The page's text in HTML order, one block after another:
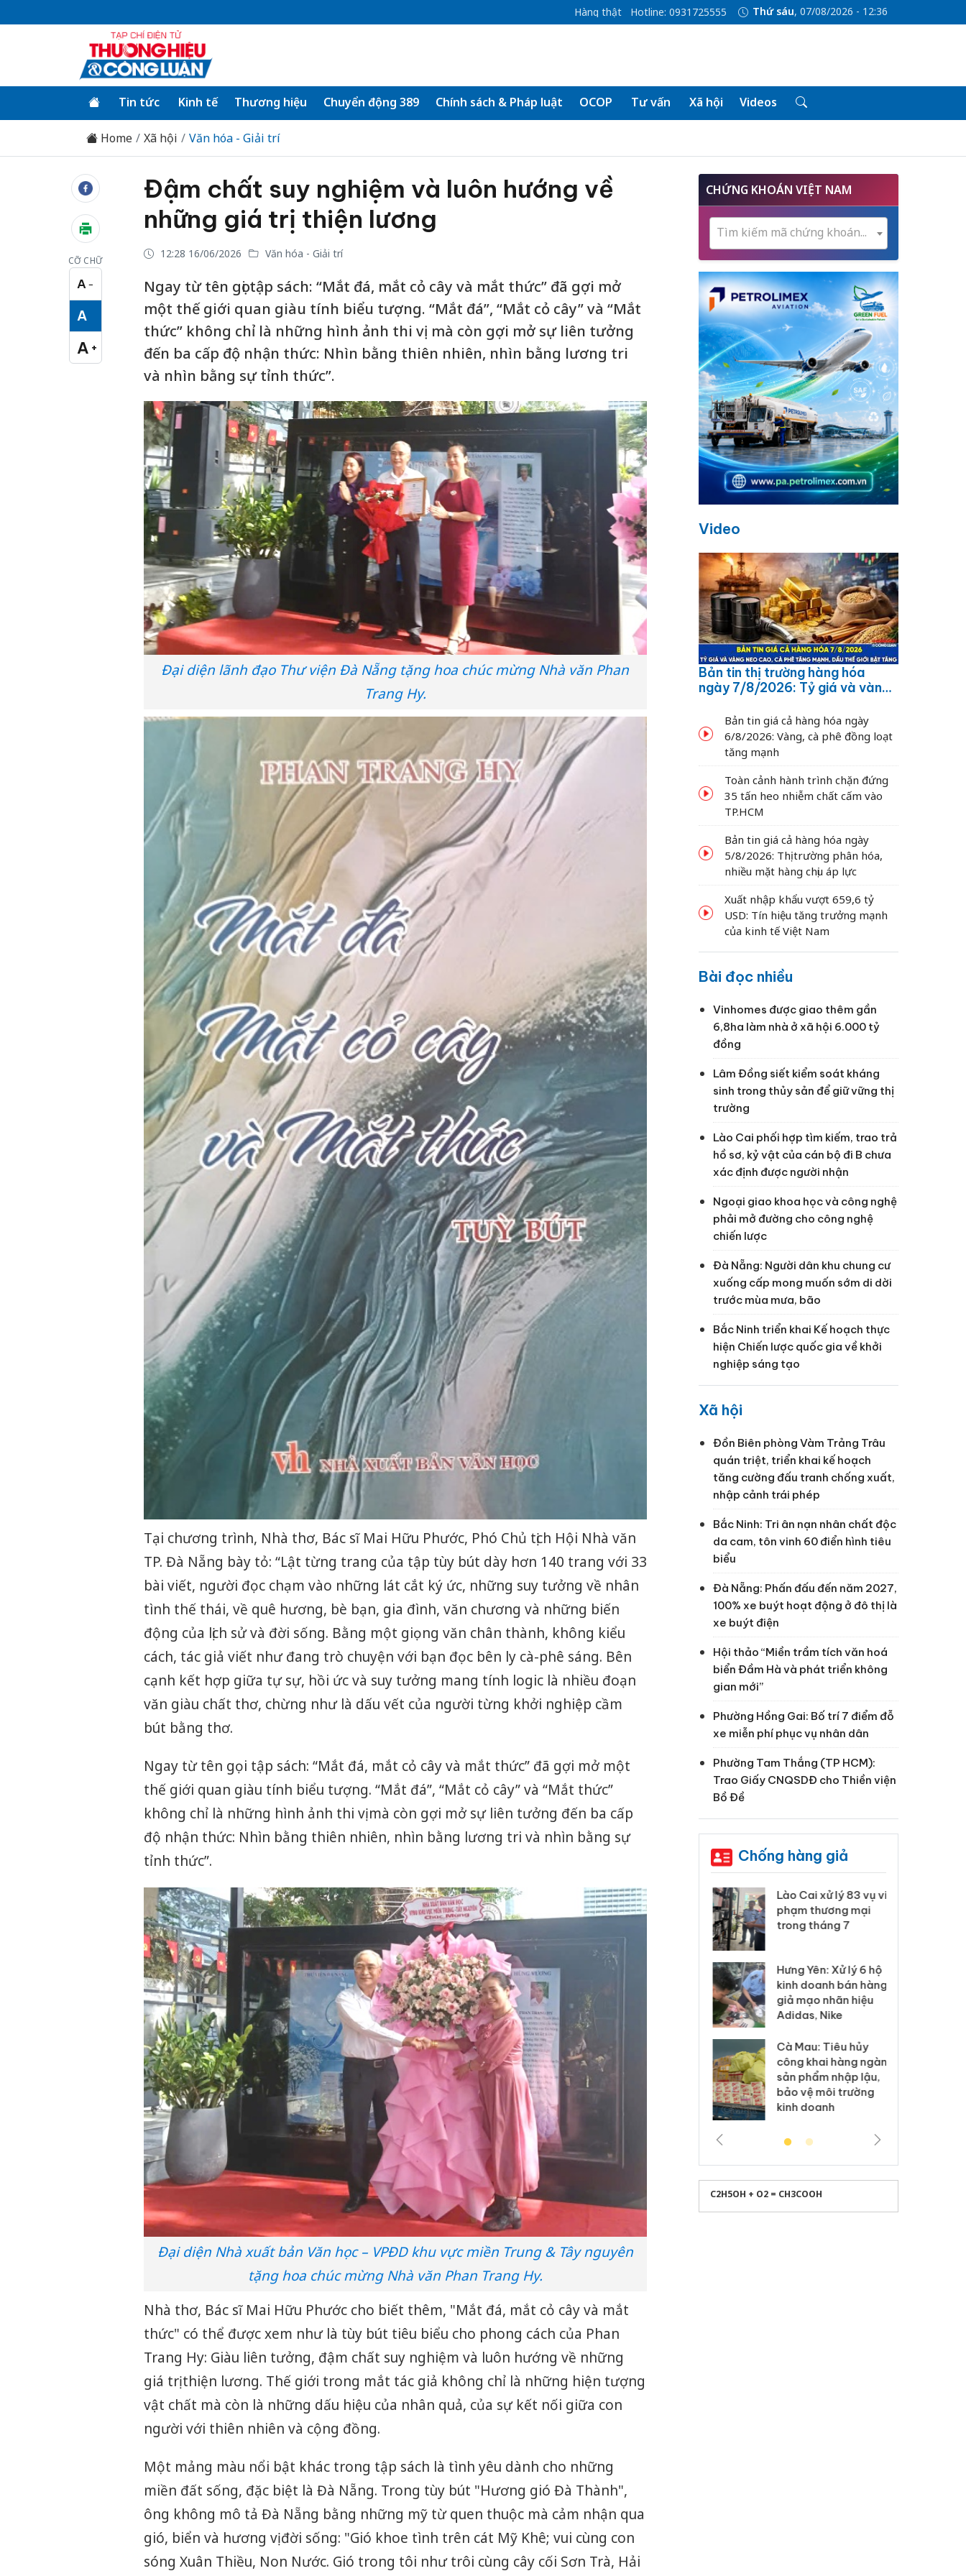
Hàng thật Hotline: 0931725555 Thứ sáu, 07/08/2026 - 12:36
Tin tức Kinh tế Thương hiệu Chuyển động 389 Chính sách & Pháp luật OCOP Tư vấn Xã hội Videos
Home Xã hội Văn hóa - Giải trí
CỠ CHỮ
A −
Cỡ chữ nhỏ
A
Cỡ chữ vừa
A +
Cỡ chữ lớn
Đậm chất suy nghiệm và luôn hướng về
những giá trị thiện lương
12:28 16/06/2026 Văn hóa - Giải trí
Ngay từ tên gọi tập sách: “Mắt đá, mắt cỏ cây và mắt thức” đã gợi mở
một thế giới quan giàu tính biểu tượng. “Mắt đá”, “Mắt cỏ cây” và “Mắt
thức” không chỉ là những hình ảnh thi vị mà còn gợi mở sự liên tưởng
đến ba cấp độ nhận thức: Nhìn bằng thiên nhiên, nhìn bằng lương tri
và nhìn bằng sự tỉnh thức”.
Đại diện lãnh đạo Thư viện Đà Nẵng tặng hoa chúc mừng Nhà văn Phan
Trang Hy.
Tại chương trình, Nhà thơ, Bác sĩ Mai Hữu Phước, Phó Chủ tịch Hội Nhà văn
TP. Đà Nẵng bày tỏ: “Lật từng trang của tập tùy bút dày hơn 140 trang với 33
bài viết, người đọc chạm vào những lát cắt ký ức, những suy tưởng về nhân
tình thế thái, về quê hương, bè bạn, gia đình, văn chương và những biến
động của lịch sử và đời sống. Bằng một giọng văn chân thành, không kiểu
cách, tác giả viết như đang trò chuyện với bạn đọc bên ly cà-phê sáng. Bên
cạnh kết hợp giữa tự sự, hồi ức và suy tưởng mang tính logic là nhiều đoạn
văn giàu chất thơ, chừng như là dấu vết của người từng khởi nghiệp cầm
bút bằng thơ.
Ngay từ tên gọi tập sách: “Mắt đá, mắt cỏ cây và mắt thức” đã gợi mở một
thế giới quan giàu tính biểu tượng. “Mắt đá”, “Mắt cỏ cây” và “Mắt thức”
không chỉ là những hình ảnh thi vị mà còn gợi mở sự liên tưởng đến ba cấp
độ nhận thức: Nhìn bằng thiên nhiên, nhìn bằng lương tri và nhìn bằng sự
tỉnh thức”.
Đại diện Nhà xuất bản Văn học – VPĐD khu vực miền Trung & Tây nguyên
tặng hoa chúc mừng Nhà văn Phan Trang Hy.
Nhà thơ, Bác sĩ Mai Hữu Phước cho biết thêm, "Mắt đá, mắt cỏ cây và mắt
thức" có thể được xem như là tùy bút tiêu biểu cho phong cách của Phan
Trang Hy: Giàu liên tưởng, đậm chất suy nghiệm và luôn hướng về những
giá trị thiện lương. Thế giới trong mắt tác giả không chỉ là những hiện tượng
vật chất mà còn là những dấu hiệu của nhân quả, của sự kết nối giữa con
người với thiên nhiên và cộng đồng.
Một mảng màu nổi bật khác trong tập sách là tình yêu dành cho những
miền đất sống, đặc biệt là Đà Nẵng. Trong tùy bút "Hương gió Đà Thành",
ông không mô tả Đà Nẵng bằng những mỹ từ quen thuộc mà cảm nhận qua
gió, biển và hương vị đời sống: "Gió khoe tình trên cát Mỹ Khê; vui cùng con
sóng Xuân Thiều, Non Nước. Gió trong tôi như trôi cùng cây cối Sơn Trà, Hải
CHỨNG KHOÁN VIỆT NAM
Tìm kiếm mã chứng khoán...
Video
Bản tin thị trường hàng hóa
ngày 7/8/2026: Tỷ giá và vàng
dầu thế giới bật tăng
Bản tin giá cả hàng hóa ngày
6/8/2026: Vàng, cà phê đồng loạt
tăng mạnh
Toàn cảnh hành trình chặn đứng
35 tấn heo nhiễm chất cấm vào
TP.HCM
Bản tin giá cả hàng hóa ngày
5/8/2026: Thị trường phân hóa,
nhiều mặt hàng chịu áp lực
Xuất nhập khẩu vượt 659,6 tỷ
USD: Tín hiệu tăng trưởng mạnh
của kinh tế Việt Nam
Bài đọc nhiều
Vinhomes được giao thêm gần
6,8ha làm nhà ở xã hội 6.000 tỷ
đồng
Lâm Đồng siết kiểm soát kháng
sinh trong thủy sản để giữ vững thị
trường
Lào Cai phối hợp tìm kiếm, trao trả
hồ sơ, kỷ vật của cán bộ đi B chưa
xác định được người nhận
Ngoại giao khoa học và công nghệ
phải mở đường cho công nghệ
chiến lược
Đà Nẵng: Người dân khu chung cư
xuống cấp mong muốn sớm di dời
trước mùa mưa, bão
Bắc Ninh triển khai Kế hoạch thực
hiện Chiến lược quốc gia về khởi
nghiệp sáng tạo
Xã hội
Đồn Biên phòng Vàm Trảng Trâu
quán triệt, triển khai kế hoạch
tăng cường đấu tranh chống xuất,
nhập cảnh trái phép
Bắc Ninh: Tri ân nạn nhân chất độc
da cam, tôn vinh 60 điển hình tiêu
biểu
Đà Nẵng: Phấn đấu đến năm 2027,
100% xe buýt hoạt động ở đô thị là
xe buýt điện
Hội thảo “Miền trầm tích văn hoá
biển Đầm Hà và phát triển không
gian mới”
Phường Hồng Gai: Bố trí 7 điểm đỗ
xe miễn phí phục vụ nhân dân
Phường Tam Thắng (TP HCM):
Trao Giấy CNQSDĐ cho Thiền viện
Bồ Đề
Chống hàng giả
Công an Thanh Hóa
tìm bị hại trong vụ
bán yến sào giả
Thanh Hóa: Tìm bị
An Giang: Đối tượng
chủ mưu đường dây
Quốc ra đầu thú
Lào Cai xử lý 83 vụ vi
phạm thương mại
trong tháng 7
Hưng Yên: Xử lý 6 hộ
kinh doanh bán hàng
giả mạo nhãn hiệu
Adidas, Nike
Cà Mau: Tiêu hủy
công khai hàng ngàn
sản phẩm nhập lậu,
bảo vệ môi trường
kinh doanh
C2H5OH + O2 = CH3COOH